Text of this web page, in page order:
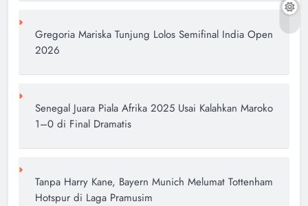
Gregoria Mariska Tunjung Lolos Semifinal India Open
2026
Senegal Juara Piala Afrika 2025 Usai Kalahkan Maroko
1–0 di Final Dramatis
Tanpa Harry Kane, Bayern Munich Melumat Tottenham
Hotspur di Laga Pramusim